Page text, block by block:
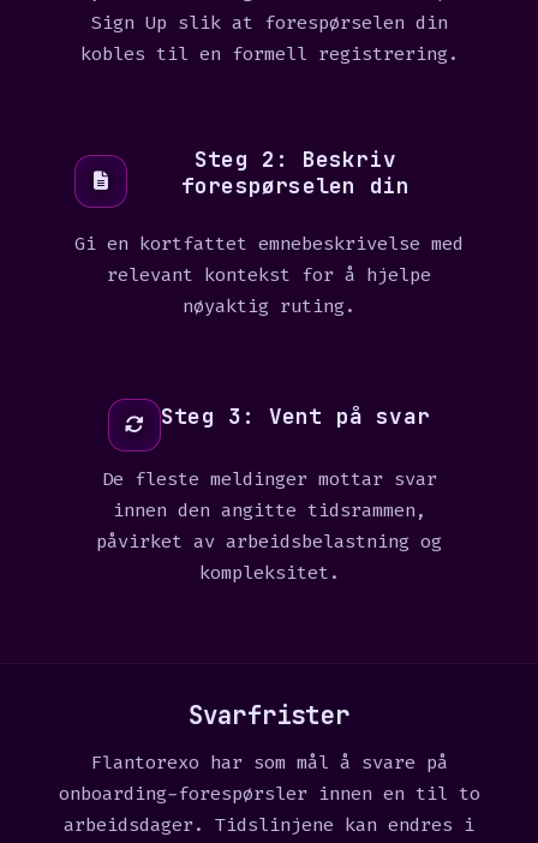
Sign Up slik at forespørselen din
kobles til en formell registrering.
Steg 2: Beskriv
forespørselen din
Gi en kortfattet emnebeskrivelse med
relevant kontekst for å hjelpe
nøyaktig ruting.
Steg 3: Vent på svar
De fleste meldinger mottar svar
innen den angitte tidsrammen,
påvirket av arbeidsbelastning og
kompleksitet.
Svarfrister
Flantorexo har som mål å svare på
onboarding-forespørsler innen en til to
arbeidsdager. Tidslinjene kan endres i